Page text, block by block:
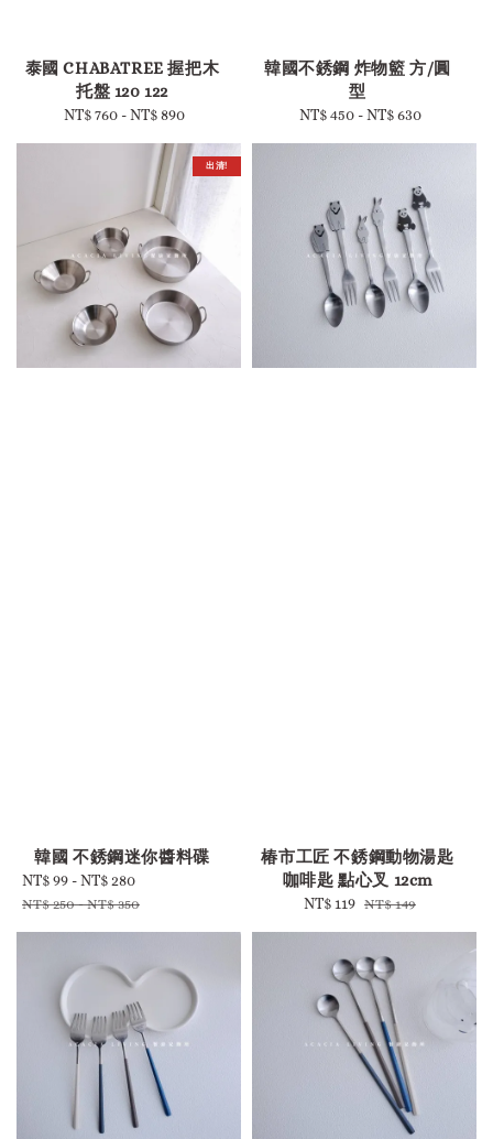
泰國 CHABATREE 握把木
托盤 120 122
Regular
NT$ 760 -NT$ 890
韓國不銹鋼 炸物籃 方/圓
型
Regular
NT$ 450-NT$ 630
出清!
韓國 不銹鋼迷你醬料碟
Sale
price
NT$ 99 -NT$ 280
NT$ 250-NT$ 350
椿市工匠 不銹鋼動物湯匙
咖啡匙 點心叉 12cm
Sale
NT$ 119 Regular
NT$ 149